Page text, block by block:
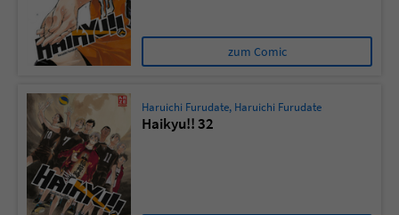
zum Comic
Haruichi Furudate, Haruichi Furudate
Haikyu!! 32